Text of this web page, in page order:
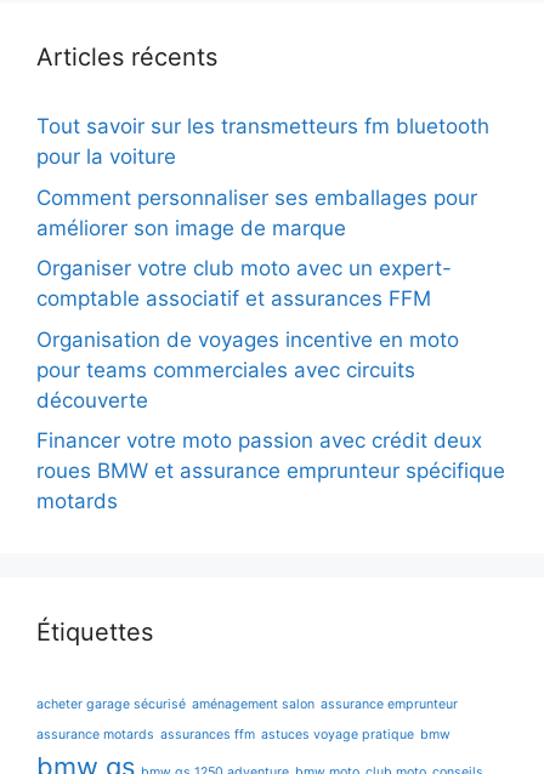
Articles récents
Tout savoir sur les transmetteurs fm bluetooth
pour la voiture
Comment personnaliser ses emballages pour
améliorer son image de marque
Organiser votre club moto avec un expert-
comptable associatif et assurances FFM
Organisation de voyages incentive en moto
pour teams commerciales avec circuits
découverte
Financer votre moto passion avec crédit deux
roues BMW et assurance emprunteur spécifique
motards
Étiquettes
acheter garage sécurisé aménagement salon assurance emprunteur
assurance motards assurances ffm astuces voyage pratique bmw
bmw gs